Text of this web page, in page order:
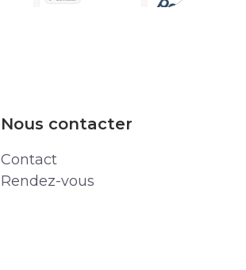
Nous contacter
Contact
Rendez-vous